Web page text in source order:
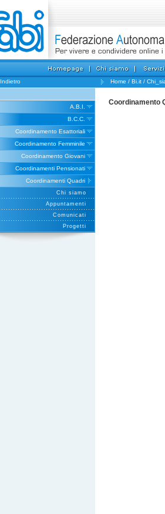
Indietro Home / Bi.it /
A.B.I.
B.C.C.
Coordinamento Esattoriali
Coordinamento Femminile
Coordinamento Giovani
Coordinamenti Pensionati
Coordinamenti Quadri
Chi siamo
Appuntamenti
Comunicati
Progetti
Coordinamento